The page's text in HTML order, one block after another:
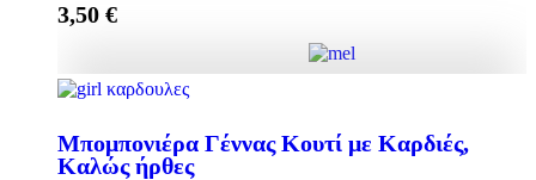
3,50 €
Μπομπονιέρα Γέννας Κουτί με Καρδιές,
Καλώς ήρθες